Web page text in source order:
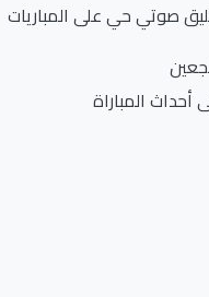
صوتي حي على المباريات
المباراة